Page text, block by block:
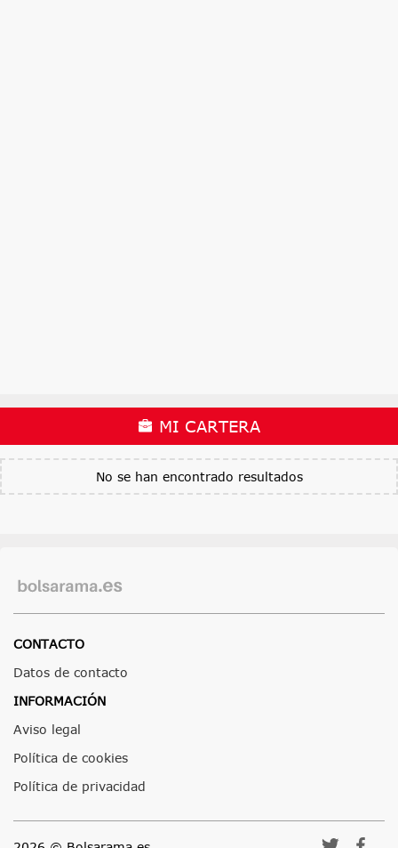
MI CARTERA
No se han encontrado resultados
CONTACTO
Datos de contacto
INFORMACIÓN
Aviso legal
Política de cookies
Política de privacidad